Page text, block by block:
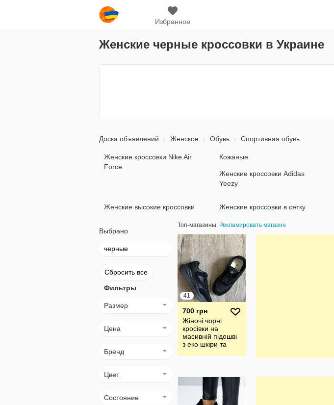
Избранное
Женские черные кроссовки в Украине
Доска объявлений Женское Обувь Спортивная обувь
Женские кроссовки Nike Air
Force
Кожаные
Женские кроссовки Adidas
Yeezy
Женские высокие кроссовки Женские кроссовки в сетку
Выбрано
черные
Сбросить все
Фильтры
Размер
Цена
Бренд
Цвет
Состояние
Топ-магазины. Рекламировать магазин
41
700 грн
Жіночі чорні
кросівки на
масивній підошві
з еко шкіри та